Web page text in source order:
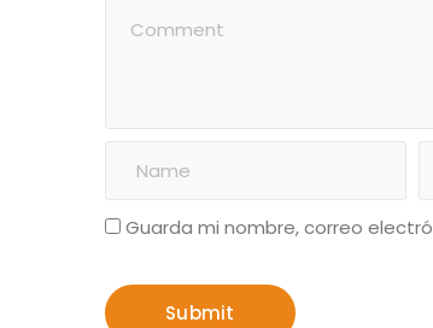
Guarda mi nombre, correo